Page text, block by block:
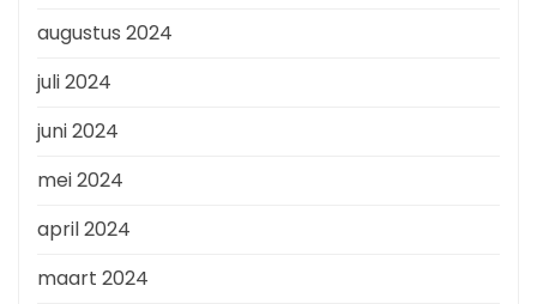
augustus 2024
juli 2024
juni 2024
mei 2024
april 2024
maart 2024